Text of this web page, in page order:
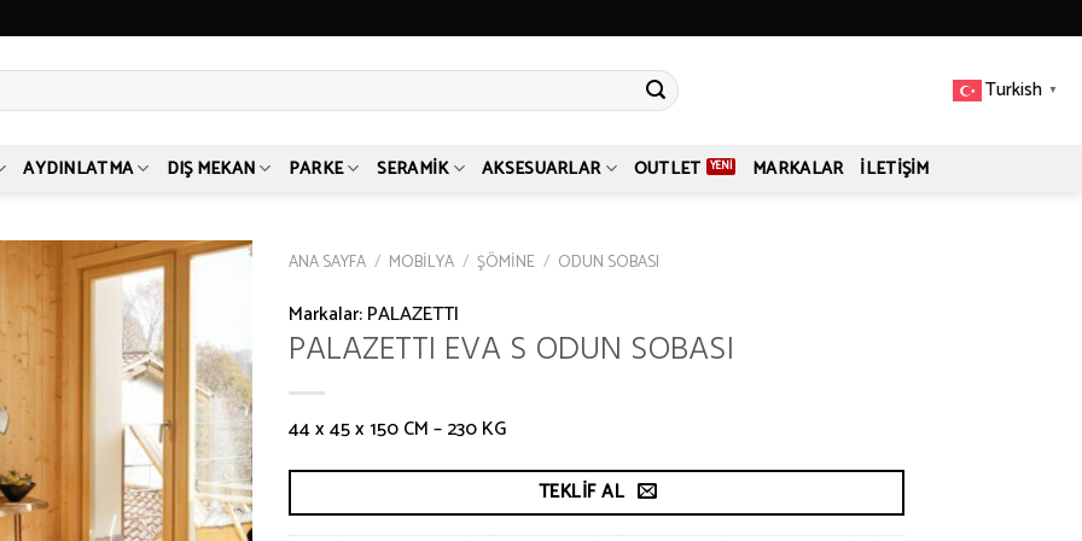
Turkish ▼
AYDINLATMA DIŞ MEKAN PARKE SERAMIK AKSESUARLAR OUTLET MARKALAR İLETIŞIM
ANA SAYFA / MOBILYA / ŞÖMINE / ODUN SOBASI
Markalar:PALAZETTI
PALAZETTI EVA S ODUN SOBASI
44 x 45 x 150 CM – 230 KG
TEKLIF AL